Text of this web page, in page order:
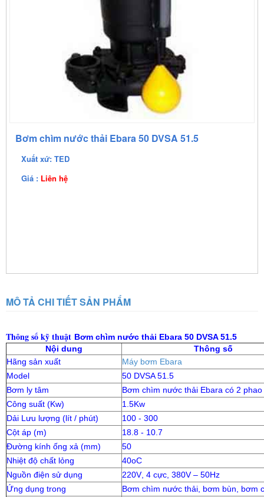
Bơm chìm nước thải Ebara 50 DVSA 51.5
Xuất xứ: TED
Giá : Liên hệ
MÔ TẢ CHI TIẾT SẢN PHẨM
Thông số kỹ thuật Bơm chìm nước thải Ebara 50 DVSA 51.5
Nội dung
Thông số
Hãng sản xuất
Máy bơm Ebara
Model
50 DVSA 51.5
Bơm ly tâm
Bơm chìm nước thải Ebara có 2 phao
Công suất (Kw)
1.5Kw
Dải Lưu lượng (lít / phút)
100 - 300
Cột áp (m)
18.8 - 10.7
Đường kính ống xả (mm)
50
Nhiệt độ chất lỏng
40oC
Nguồn điện sử dụng
220V, 4 cực, 380V – 50Hz
Ứng dụng trong
Bơm chìm nước thải, bơm bùn, bơm